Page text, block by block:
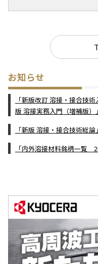
お知らせ
「新版改訂 溶接・接合技
版 溶接実務入門（増補版）
「新版 溶接・接合技術総
「内外溶接材料銘柄一覧